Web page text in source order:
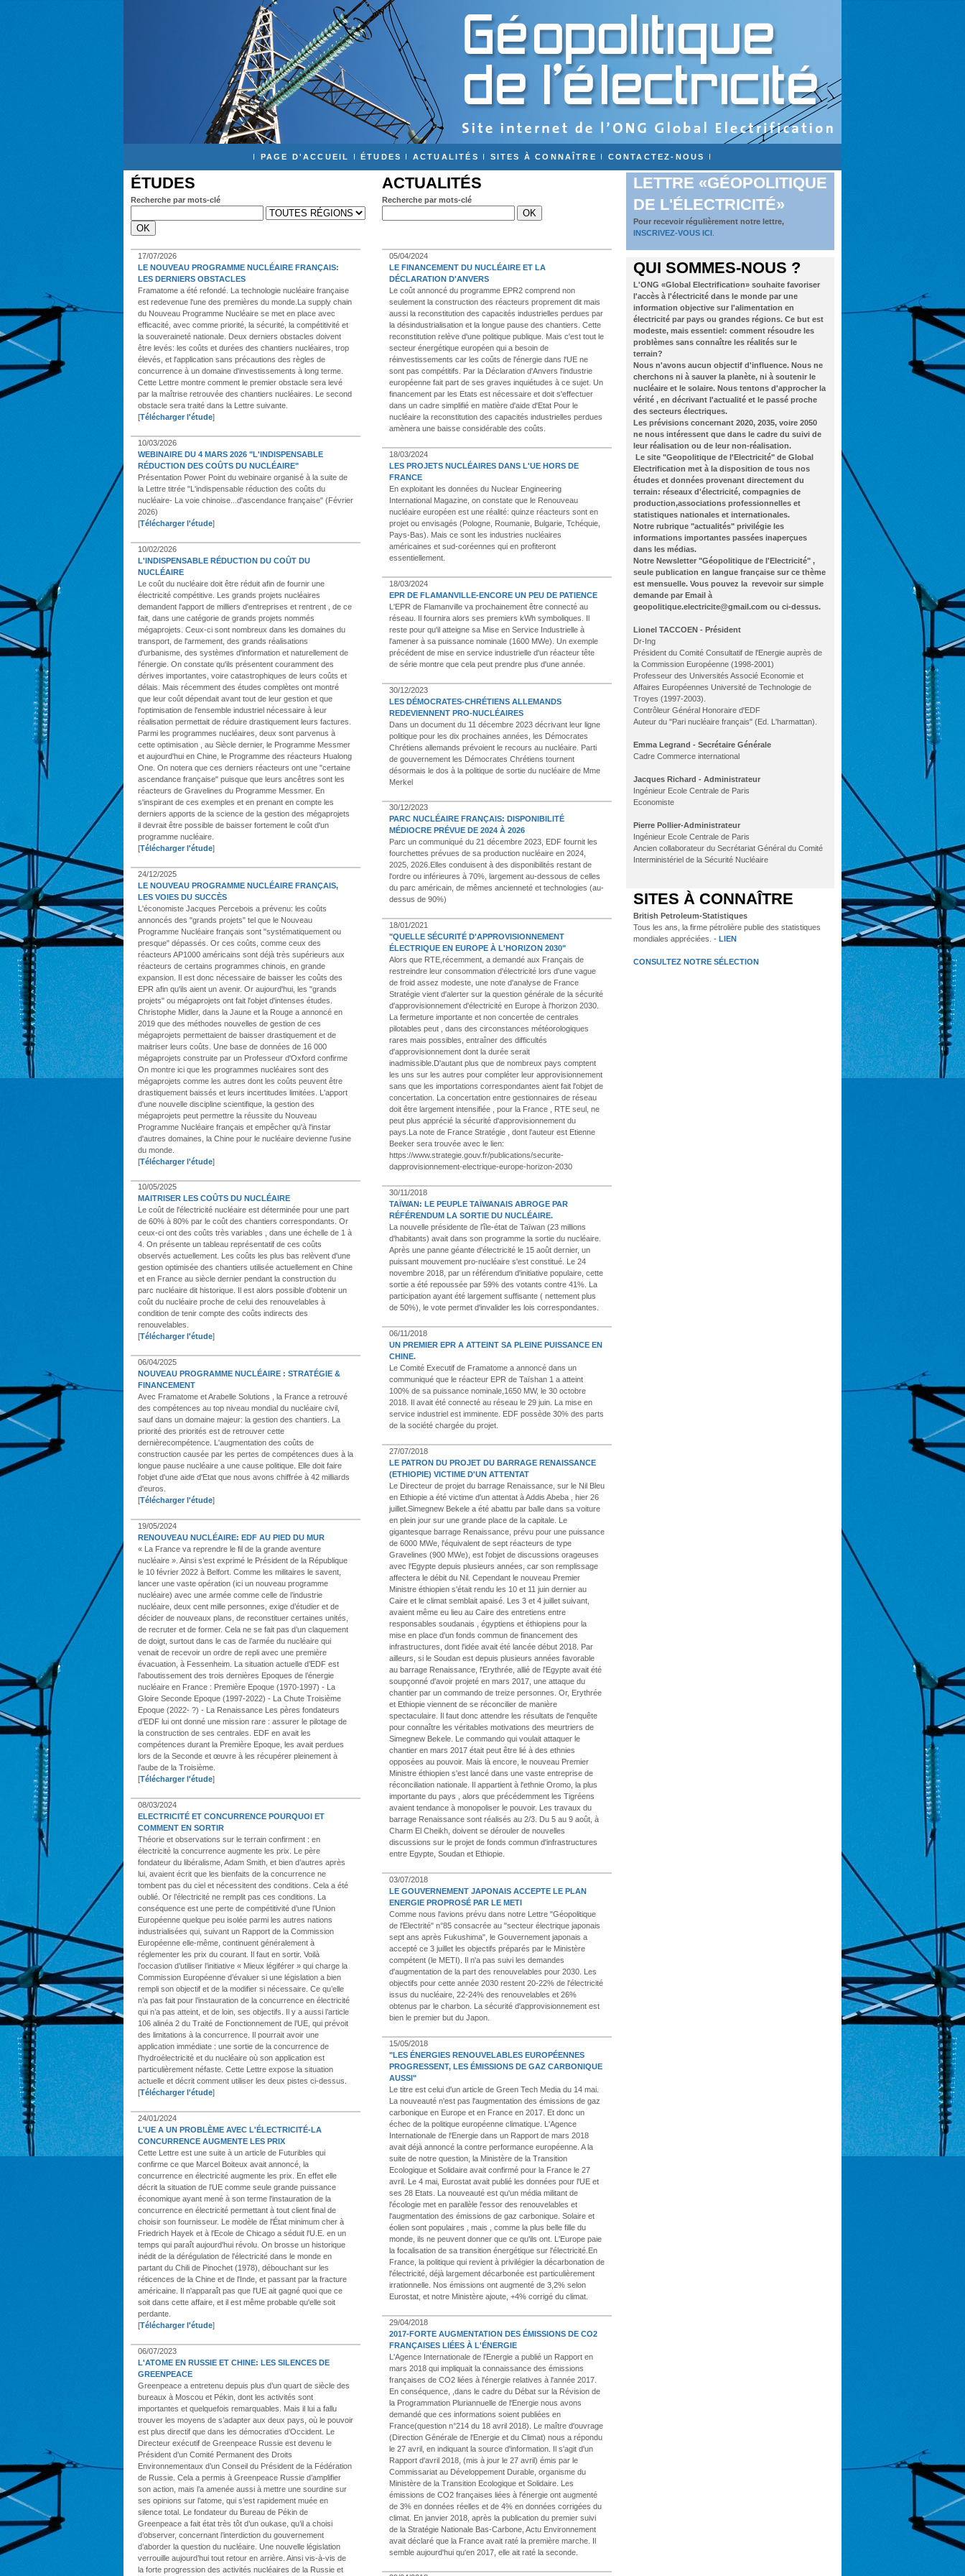
I PAGE D'ACCUEIL IÉTUDES I ACTUALITÉS I SITES À CONNAÎTRE I CONTACTEZ-NOUS I
ÉTUDES ACTUALITÉS
LETTRE «GÉOPOLITIQUE
DE L'ÉLECTRICITÉ»
Pour recevoir régulièrement notre lettre,
INSCRIVEZ-VOUS ICI
QUI SOMMES-NOUS ?
L'ONG «Global Electrification» souhaite favoriser
l'accès à l'électricité dans le monde par une
information objective sur l'alimentation en
électricité par pays ou grandes régions. Ce but est
modeste, mais essentiel: comment résoudre les
problèmes sans connaître les réalités sur le
terrain?
Nous n'avons aucun objectif d'influence. Nous ne
cherchons ni à sauver la planète, ni à soutenir le
nucléaire et le solaire. Nous tentons d'approcher la
vérité , en décrivant l'actualité et le passé proche
des secteurs électriques.
Les prévisions concernant 2020, 2035, voire 2050
ne nous intéressent que dans le cadre du suivi de
leur réalisation ou de leur non-réalisation.
Le site "Geopolitique de l'Electricité" de Global
Electrification met à la disposition de tous nos
études et données provenant directement du
terrain: réseaux d'électricité, compagnies de
production,associations professionnelles et
statistiques nationales et internationales.
Notre rubrique "actualités" privilégie les
informations importantes passées inaperçues
dans les médias.
Notre Newsletter "Géopolitique de l'Electricité" ,
seule publication en langue française sur ce thème
est mensuelle. Vous pouvez la revevoir sur simple
demande par Email à
geopolitique.electricite@gmail.com ou ci-dessus.
Lionel TACCOEN - Président
Dr-Ing
Président du Comité Consultatif de l'Energie auprès de
la Commission Européenne (1998-2001)
Professeur des Universités Associé Economie et
Affaires Européennes Université de Technologie de
Troyes (1997-2003).
Contrôleur Général Honoraire d'EDF
Auteur du "Pari nucléaire français" (Ed. L'harmattan).
Emma Legrand - Secrétaire Générale
Cadre Commerce international
Jacques Richard - Administrateur
Ingénieur Ecole Centrale de Paris
Economiste
Pierre Pollier-Administrateur
Ingénieur Ecole Centrale de Paris
Ancien collaborateur du Secrétariat Général du Comité
Interministériel de la Sécurité Nucléaire
SITES À CONNAÎTRE
British Petroleum-Statistiques
Tous les ans, la firme pétrolière publie des statistiques
mondiales appréciées. - LIEN
CONSULTEZ NOTRE SÉLECTION
Recherche par mots-clé Recherche par mots-clé
17/07/2026
LE NOUVEAU PROGRAMME NUCLÉAIRE FRANÇAIS:
LES DERNIERS OBSTACLES
Framatome a été refondé. La technologie nucléaire française
est redevenue l'une des premières du monde.La supply chain
du Nouveau Programme Nucléaire se met en place avec
efficacité, avec comme priorité, la sécurité, la compétitivité et
la souveraineté nationale. Deux derniers obstacles doivent
être levés: les coûts et durées des chantiers nucléaires, trop
élevés, et l'application sans précautions des règles de
concurrence à un domaine d'investissements à long terme.
Cette Lettre montre comment le premier obstacle sera levé
par la maîtrise retrouvée des chantiers nucléaires. Le second
obstacle sera traité dans la Lettre suivante.
[Télécharger l'étude]
10/03/2026
WEBINAIRE DU 4 MARS 2026 "L'INDISPENSABLE
RÉDUCTION DES COÛTS DU NUCLÉAIRE"
Présentation Power Point du webinaire organisé à la suite de
la Lettre titrée "L'indispensable réduction des coûts du
nucléaire- La voie chinoise...d'ascendance française" (Février
2026)
[Télécharger l'étude]
10/02/2026
L'INDISPENSABLE RÉDUCTION DU COÛT DU
NUCLÉAIRE
Le coût du nucléaire doit être réduit afin de fournir une
électricité compétitive. Les grands projets nucléaires
demandent l'apport de milliers d'entreprises et rentrent , de ce
fait, dans une catégorie de grands projets nommés
mégaprojets. Ceux-ci sont nombreux dans les domaines du
transport, de l'armement, des grands réalisations
d'urbanisme, des systèmes d'information et naturellement de
l'énergie. On constate qu'ils présentent couramment des
dérives importantes, voire catastrophiques de leurs coûts et
délais. Mais récemment des études complètes ont montré
que leur coût dépendait avant tout de leur gestion et que
l'optimisation de l'ensemble industriel nécessaire à leur
réalisation permettait de réduire drastiquement leurs factures.
Parmi les programmes nucléaires, deux sont parvenus à
cette optimisation , au Siècle dernier, le Programme Messmer
et aujourd'hui en Chine, le Programme des réacteurs Hualong
One. On notera que ces derniers réacteurs ont une "certaine
ascendance française" puisque que leurs ancêtres sont les
réacteurs de Gravelines du Programme Messmer. En
s'inspirant de ces exemples et en prenant en compte les
derniers apports de la science de la gestion des mégaprojets
il devrait être possible de baisser fortement le coût d'un
programme nucléaire.
[Télécharger l'étude]
24/12/2025
LE NOUVEAU PROGRAMME NUCLÉAIRE FRANÇAIS,
LES VOIES DU SUCCÈS
L'économiste Jacques Percebois a prévenu: les coûts
annoncés des "grands projets" tel que le Nouveau
Programme Nucléaire français sont "systématiquement ou
presque" dépassés. Or ces coûts, comme ceux des
réacteurs AP1000 américains sont déjà très supérieurs aux
réacteurs de certains programmes chinois, en grande
expansion. Il est donc nécessaire de baisser les coûts des
EPR afin qu'ils aient un avenir. Or aujourd'hui, les "grands
projets" ou mégaprojets ont fait l'objet d'intenses études.
Christophe Midler, dans la Jaune et la Rouge a annoncé en
2019 que des méthodes nouvelles de gestion de ces
mégaprojets permettaient de baisser drastiquement et de
maitriser leurs coûts. Une base de données de 16 000
mégaprojets construite par un Professeur d'Oxford confirme
On montre ici que les programmes nucléaires sont des
mégaprojets comme les autres dont les coûts peuvent être
drastiquement baissés et leurs incertitudes limitées. L'apport
d'une nouvelle discipline scientifique, la gestion des
mégaprojets peut permettre la réussite du Nouveau
Programme Nucléaire français et empêcher qu'à l'instar
d'autres domaines, la Chine pour le nucléaire devienne l'usine
du monde.
[Télécharger l'étude]
10/05/2025
MAITRISER LES COÛTS DU NUCLÉAIRE
Le coût de l'électricité nucléaire est déterminée pour une part
de 60% à 80% par le coût des chantiers correspondants. Or
ceux-ci ont des coûts très variables , dans une échelle de 1 à
4. On présente un tableau représentatif de ces coûts
observés actuellement. Les coûts les plus bas relèvent d'une
gestion optimisée des chantiers utilisée actuellement en Chine
et en France au siècle dernier pendant la construction du
parc nucléaire dit historique. Il est alors possible d'obtenir un
coût du nucléaire proche de celui des renouvelables à
condition de tenir compte des coûts indirects des
renouvelables.
[Télécharger l'étude]
06/04/2025
NOUVEAU PROGRAMME NUCLÉAIRE : STRATÉGIE &
FINANCEMENT
Avec Framatome et Arabelle Solutions , la France a retrouvé
des compétences au top niveau mondial du nucléaire civil,
sauf dans un domaine majeur: la gestion des chantiers. La
priorité des priorités est de retrouver cette
dernièrecompétence. L'augmentation des coûts de
construction causée par les pertes de compétences dues à la
longue pause nucléaire a une cause politique. Elle doit faire
l'objet d'une aide d'Etat que nous avons chiffrée à 42 milliards
d'euros.
[Télécharger l'étude]
19/05/2024
RENOUVEAU NUCLÉAIRE: EDF AU PIED DU MUR
« La France va reprendre le fil de la grande aventure
nucléaire ». Ainsi s’est exprimé le Président de la République
le 10 février 2022 à Belfort. Comme les militaires le savent,
lancer une vaste opération (ici un nouveau programme
nucléaire) avec une armée comme celle de l’industrie
nucléaire, deux cent mille personnes, exige d’étudier et de
décider de nouveaux plans, de reconstituer certaines unités,
de recruter et de former. Cela ne se fait pas d’un claquement
de doigt, surtout dans le cas de l’armée du nucléaire qui
venait de recevoir un ordre de repli avec une première
évacuation, à Fessenheim. La situation actuelle d’EDF est
l’aboutissement des trois dernières Epoques de l’énergie
nucléaire en France : Première Epoque (1970-1997) - La
Gloire Seconde Epoque (1997-2022) - La Chute Troisième
Epoque (2022- ?) - La Renaissance Les pères fondateurs
d’EDF lui ont donné une mission rare : assurer le pilotage de
la construction de ses centrales. EDF en avait les
compétences durant la Première Epoque, les avait perdues
lors de la Seconde et œuvre à les récupérer pleinement à
l’aube de la Troisième.
[Télécharger l'étude]
08/03/2024
ELECTRICITÉ ET CONCURRENCE POURQUOI ET
COMMENT EN SORTIR
Théorie et observations sur le terrain confirment : en
électricité la concurrence augmente les prix. Le père
fondateur du libéralisme, Adam Smith, et bien d’autres après
lui, avaient écrit que les bienfaits de la concurrence ne
tombent pas du ciel et nécessitent des conditions. Cela a été
oublié. Or l’électricité ne remplit pas ces conditions. La
conséquence est une perte de compétitivité d’une l’Union
Européenne quelque peu isolée parmi les autres nations
industrialisées qui, suivant un Rapport de la Commission
Européenne elle-même, continuent généralement à
réglementer les prix du courant. Il faut en sortir. Voilà
l’occasion d’utiliser l’initiative « Mieux légiférer » qui charge la
Commission Européenne d’évaluer si une législation a bien
rempli son objectif et de la modifier si nécessaire. Ce qu’elle
n’a pas fait pour l’instauration de la concurrence en électricité
qui n’a pas atteint, et de loin, ses objectifs. Il y a aussi l’article
106 alinéa 2 du Traité de Fonctionnement de l’UE, qui prévoit
des limitations à la concurrence. Il pourrait avoir une
application immédiate : une sortie de la concurrence de
l’hydroélectricité et du nucléaire où son application est
particulièrement néfaste. Cette Lettre expose la situation
actuelle et décrit comment utiliser les deux pistes ci-dessus.
[Télécharger l'étude]
24/01/2024
L'UE A UN PROBLÈME AVEC L'ÉLECTRICITÉ-LA
CONCURRENCE AUGMENTE LES PRIX
Cette Lettre est une suite à un article de Futuribles qui
confirme ce que Marcel Boiteux avait annoncé, la
concurrence en électricité augmente les prix. En effet elle
décrit la situation de l'UE comme seule grande puissance
économique ayant mené à son terme l'instauration de la
concurrence en électricité permettant à tout client final de
choisir son fournisseur. Le modèle de l'État minimum cher à
Friedrich Hayek et à l'Ecole de Chicago a séduit l'U.E. en un
temps qui paraît aujourd'hui révolu. On brosse un historique
inédit de la dérégulation de l'électricité dans le monde en
partant du Chili de Pinochet (1978), débouchant sur les
réticences de la Chine et de l'Inde, et passant par la fracture
américaine. Il n'apparaît pas que l'UE ait gagné quoi que ce
soit dans cette affaire, et il est même probable qu'elle soit
perdante.
[Télécharger l'étude]
06/07/2023
L'ATOME EN RUSSIE ET CHINE: LES SILENCES DE
GREENPEACE
Greenpeace a entretenu depuis plus d’un quart de siècle des
bureaux à Moscou et Pékin, dont les activités sont
importantes et quelquefois remarquables. Mais il lui a fallu
trouver les moyens de s’adapter aux deux pays, où le pouvoir
est plus directif que dans les démocraties d’Occident. Le
Directeur exécutif de Greenpeace Russie est devenu le
Président d’un Comité Permanent des Droits
Environnementaux d’un Conseil du Président de la Fédération
de Russie. Cela a permis à Greenpeace Russie d’amplifier
son action, mais l’a amenée aussi à mettre une sourdine sur
ses opinions sur l’atome, qui s’est rapidement muée en
silence total. Le fondateur du Bureau de Pékin de
Greenpeace a fait état très tôt d’un oukase, qu’il a choisi
d’observer, concernant l’interdiction du gouvernement
d’aborder la question du nucléaire. Une nouvelle législation
verrouille aujourd’hui tout retour en arrière. Ainsi vis-à-vis de
la forte progression des activités nucléaires de la Russie et
05/04/2024
LE FINANCEMENT DU NUCLÉAIRE ET LA
DÉCLARATION D'ANVERS
Le coût annoncé du programme EPR2 comprend non
seulement la construction des réacteurs proprement dit mais
aussi la reconstitution des capacités industrielles perdues par
la désindustrialisation et la longue pause des chantiers. Cette
reconstitution relève d'une politique publique. Mais c'est tout le
secteur énergétique européen qui a besoin de
réinvestissements car les coûts de l'énergie dans l'UE ne
sont pas compétitifs. Par la Déclaration d'Anvers l'industrie
européenne fait part de ses graves inquiétudes à ce sujet. Un
financement par les Etats est nécessaire et doit s'effectuer
dans un cadre simplifié en matière d'aide d'Etat Pour le
nucléaire la reconstitution des capacités industrielles perdues
amènera une baisse considérable des coûts.
18/03/2024
LES PROJETS NUCLÉAIRES DANS L'UE HORS DE
FRANCE
En exploitant les données du Nuclear Engineering
International Magazine, on constate que le Renouveau
nucléaire européen est une réalité: quinze réacteurs sont en
projet ou envisagés (Pologne, Roumanie, Bulgarie, Tchéquie,
Pays-Bas). Mais ce sont les industries nucléaires
américaines et sud-coréennes qui en profiteront
essentiellement.
18/03/2024
EPR DE FLAMANVILLE-ENCORE UN PEU DE PATIENCE
L'EPR de Flamanville va prochainement être connecté au
réseau. Il fournira alors ses premiers kWh symboliques. Il
reste pour qu'il atteigne sa Mise en Service Industrielle à
l'amener à sa puissance nominale (1600 MWe). Un exemple
précédent de mise en service industrielle d'un réacteur tête
de série montre que cela peut prendre plus d'une année.
30/12/2023
LES DÉMOCRATES-CHRÉTIENS ALLEMANDS
REDEVIENNENT PRO-NUCLÉAIRES
Dans un document du 11 décembre 2023 décrivant leur ligne
politique pour les dix prochaines années, les Démocrates
Chrétiens allemands prévoient le recours au nucléaire. Parti
de gouvernement les Démocrates Chrétiens tournent
désormais le dos à la politique de sortie du nucléaire de Mme
Merkel
30/12/2023
PARC NUCLÉAIRE FRANÇAIS: DISPONIBILITÉ
MÉDIOCRE PRÉVUE DE 2024 À 2026
Parc un communiqué du 21 décembre 2023, EDF fournit les
fourchettes prévues de sa production nucléaire en 2024,
2025, 2026.Elles conduisent à des disponibilités restant de
l'ordre ou inférieures à 70%, largement au-dessous de celles
du parc américain, de mêmes ancienneté et technologies (au-
dessus de 90%)
18/01/2021
"QUELLE SÉCURITÉ D'APPROVISIONNEMENT
ÉLECTRIQUE EN EUROPE À L'HORIZON 2030"
Alors que RTE,récemment, a demandé aux Français de
restreindre leur consommation d'électricité lors d'une vague
de froid assez modeste, une note d'analyse de France
Stratégie vient d'alerter sur la question générale de la sécurité
d'approvisionnement d'électricité en Europe à l'horizon 2030.
La fermeture importante et non concertée de centrales
pilotables peut , dans des circonstances météorologiques
rares mais possibles, entraîner des difficultés
d'approvisionnement dont la durée serait
inadmissible.D'autant plus que de nombreux pays comptent
les uns sur les autres pour compléter leur approvisionnement
sans que les importations correspondantes aient fait l'objet de
concertation. La concertation entre gestionnaires de réseau
doit être largement intensifiée , pour la France , RTE seul, ne
peut plus apprécié la sécurité d'approvisionnement du
pays.La note de France Stratégie , dont l'auteur est Etienne
Beeker sera trouvée avec le lien:
https://www.strategie.gouv.fr/publications/securite-
dapprovisionnement-electrique-europe-horizon-2030
30/11/2018
TAÏWAN: LE PEUPLE TAÏWANAIS ABROGE PAR
RÉFÉRENDUM LA SORTIE DU NUCLÉAIRE.
La nouvelle présidente de l'île-état de Taïwan (23 millions
d'habitants) avait dans son programme la sortie du nucléaire.
Après une panne géante d'électricité le 15 août dernier, un
puissant mouvement pro-nucléaire s'est constitué. Le 24
novembre 2018, par un référendum d'initiative populaire, cette
sortie a été repoussée par 59% des votants contre 41%. La
participation ayant été largement suffisante ( nettement plus
de 50%), le vote permet d'invalider les lois correspondantes.
06/11/2018
UN PREMIER EPR A ATTEINT SA PLEINE PUISSANCE EN
CHINE.
Le Comité Executif de Framatome a annoncé dans un
communiqué que le réacteur EPR de Taïshan 1 a atteint
100% de sa puissance nominale,1650 MW, le 30 octobre
2018. Il avait été connecté au réseau le 29 juin. La mise en
service industriel est imminente. EDF possède 30% des parts
de la société chargée du projet.
27/07/2018
LE PATRON DU PROJET DU BARRAGE RENAISSANCE
(ETHIOPIE) VICTIME D'UN ATTENTAT
Le Directeur de projet du barrage Renaissance, sur le Nil Bleu
en Ethiopie a été victime d'un attentat à Addis Abeba , hier 26
juillet.Simegnew Bekele a été abattu par balle dans sa voiture
en plein jour sur une grande place de la capitale. Le
gigantesque barrage Renaissance, prévu pour une puissance
de 6000 MWe, l'équivalent de sept réacteurs de type
Gravelines (900 MWe), est l'objet de discussions orageuses
avec l'Egypte depuis plusieurs années, car son remplissage
affectera le débit du Nil. Cependant le nouveau Premier
Ministre éthiopien s'était rendu les 10 et 11 juin dernier au
Caire et le climat semblait apaisé. Les 3 et 4 juillet suivant,
avaient même eu lieu au Caire des entretiens entre
responsables soudanais , égyptiens et éthiopiens pour la
mise en place d'un fonds commun de financement des
infrastructures, dont l'idée avait été lancée début 2018. Par
ailleurs, si le Soudan est depuis plusieurs années favorable
au barrage Renaissance, l'Erythrée, allié de l'Egypte avait été
soupçonné d'avoir projeté en mars 2017, une attaque du
chantier par un commando de treize personnes. Or, Erythrée
et Ethiopie viennent de se réconcilier de manière
spectaculaire. Il faut donc attendre les résultats de l'enquête
pour connaître les véritables motivations des meurtriers de
Simegnew Bekele. Le commando qui voulait attaquer le
chantier en mars 2017 était peut être lié à des ethnies
opposées au pouvoir. Mais là encore, le nouveau Premier
Ministre éthiopien s'est lancé dans une vaste entreprise de
réconciliation nationale. Il appartient à l'ethnie Oromo, la plus
importante du pays , alors que précédemment les Tigréens
avaient tendance à monopoliser le pouvoir. Les travaux du
barrage Renaissance sont réalisés au 2/3. Du 5 au 9 août, à
Charm El Cheikh, doivent se dérouler de nouvelles
discussions sur le projet de fonds commun d'infrastructures
entre Egypte, Soudan et Ethiopie.
03/07/2018
LE GOUVERNEMENT JAPONAIS ACCEPTE LE PLAN
ENERGIE PROPROSÉ PAR LE METI
Comme nous l'avions prévu dans notre Lettre "Géopolitique
de l'Electrité" n°85 consacrée au "secteur électrique japonais
sept ans après Fukushima", le Gouvernement japonais a
accepté ce 3 juillet les objectifs préparés par le Ministère
compétent (le METI). Il n'a pas suivi les demandes
d'augmentation de la part des renouvelables pour 2030. Les
objectifs pour cette année 2030 restent 20-22% de l'électricité
issus du nucléaire, 22-24% des renouvelables et 26%
obtenus par le charbon. La sécurité d'approvisionnement est
bien le premier but du Japon.
15/05/2018
"LES ÉNERGIES RENOUVELABLES EUROPÉENNES
PROGRESSENT, LES ÉMISSIONS DE GAZ CARBONIQUE
AUSSI"
Le titre est celui d'un article de Green Tech Media du 14 mai.
La nouveauté n'est pas l'augmentation des émissions de gaz
carbonique en Europe et en France en 2017. Et donc un
échec de la politique européenne climatique. L'Agence
Internationale de l'Energie dans un Rapport de mars 2018
avait déjà annoncé la contre performance européenne. A la
suite de notre question, la Ministère de la Transition
Ecologique et Solidaire avait confirmé pour la France le 27
avril. Le 4 mai, Eurostat avait publié les données pour l'UE et
ses 28 Etats. La nouveauté est qu'un média militant de
l'écologie met en parallèle l'essor des renouvelables et
l'augmentation des émissions de gaz carbonique. Solaire et
éolien sont populaires , mais , comme la plus belle fille du
monde, ils ne peuvent donner que ce qu'ils ont. L'Europe paie
la focalisation de sa transition énergétique sur l'électricité.En
France, la politique qui revient à privilégier la décarbonation de
l'électricité, déjà largement décarbonée est particulièrement
irrationnelle. Nos émissions ont augmenté de 3,2% selon
Eurostat, et notre Ministère ajoute, +4% corrigé du climat.
29/04/2018
2017-FORTE AUGMENTATION DES ÉMISSIONS DE CO2
FRANÇAISES LIÉES À L'ÉNERGIE
L'Agence Internationale de l'Energie a publié un Rapport en
mars 2018 qui impliquait la connaissance des émissions
françaises de CO2 liées à l'énergie relatives à l'année 2017.
En conséquence, ,dans le cadre du Débat sur la Révision de
la Programmation Pluriannuelle de l'Energie nous avons
demandé que ces informations soient publiées en
France(question n°214 du 18 avril 2018). Le maître d'ouvrage
(Direction Générale de l'Energie et du Climat) nous a répondu
le 27 avril, en indiquant la source d'information. Il s'agit d'un
Rapport d'avril 2018, (mis à jour le 27 avril) émis par le
Commissariat au Développement Durable, organisme du
Ministère de la Transition Ecologique et Solidaire. Les
émissions de CO2 françaises liées à l'énergie ont augmenté
de 3% en données réelles et de 4% en données corrigées du
climat. En janvier 2018, après la publication du premier suivi
de la Stratégie Nationale Bas-Carbone, Actu Environnement
avait déclaré que la France avait raté la première marche. Il
semble aujourd'hui qu'en 2017, elle ait raté la seconde.